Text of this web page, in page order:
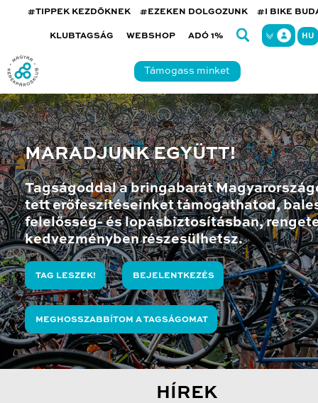
#TIPPEK KEZDŐKNEK #EZEKEN DOLGOZUNK #I BIKE
KLUBTAGSÁG WEBSHOP ADÓ 1% HU
Támogass minket
MARADJUNK EGYÜTT!
Tagságoddal a bringabarát
tett erőfeszítéseinket támogathatod,
felelősség- és lopásbiztosításban,
kedvezményben részesülhetsz.
TAG LESZEK! BEJELENTKEZÉS
MEGHOSSZABBÍTOM A TAGSÁGOMAT
HÍREK